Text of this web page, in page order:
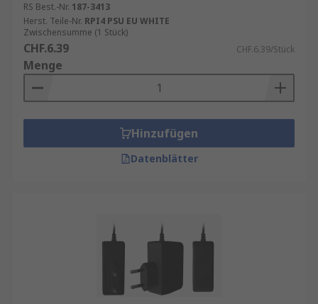
RS Best.-Nr. 187-3413
Herst. Teile-Nr. RPI4 PSU EU WHITE
Zwischensumme (1 Stück)
CHF.6.39 CHF.6.39/Stück
Menge
Hinzufügen
Datenblätter